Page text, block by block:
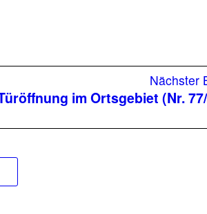
Nächster
im Ortsgebiet (Nr.